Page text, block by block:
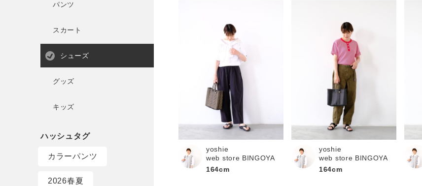
パンツ
スカート
シューズ
グッズ
キッズ
カラーパンツ
2026春夏
yoshie
web store BINGOYA
164cm
yoshie
web store BINGOYA
164cm